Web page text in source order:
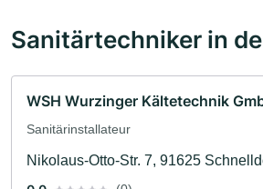
Sanitärtechniker in
WSH Wurzinger Kältetechnik
Sanitärinstallateur
Nikolaus-Otto-Str. 7, 91625